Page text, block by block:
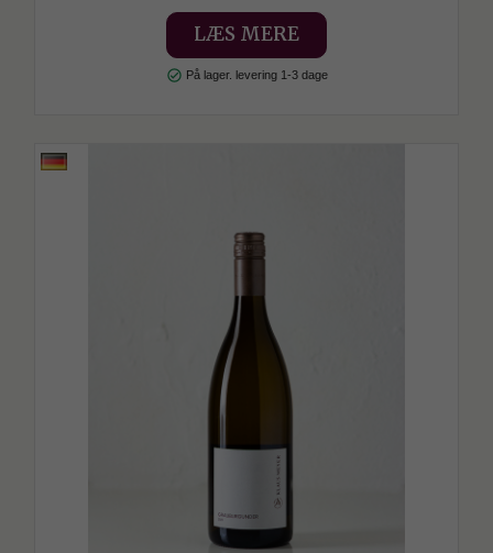
LÆS MERE
check_circle På lager. levering 1-3 dage